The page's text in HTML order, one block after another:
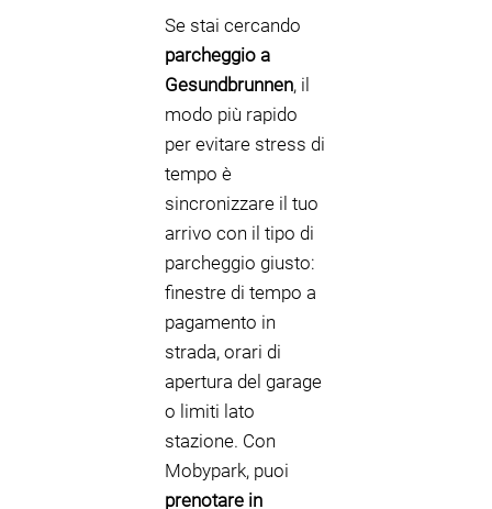
Se stai cercando
parcheggio a
Gesundbrunnen, il
modo più rapido
per evitare stress di
tempo è
sincronizzare il tuo
arrivo con il tipo di
parcheggio giusto:
finestre di tempo a
pagamento in
strada, orari di
apertura del garage
o limiti lato
stazione. Con
Mobypark, puoi
prenotare in